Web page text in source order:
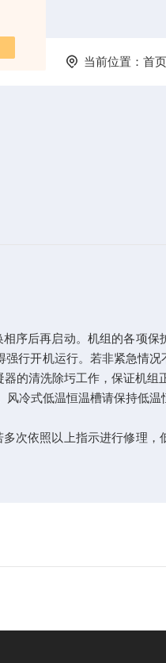
当前位置： 首页
序后再启动。机组的各项保
行开机运行。若非紧急情
的清洗除圬工作，保证机组
冷式低温恒温槽请保持低
次依照以上指示进行修理，